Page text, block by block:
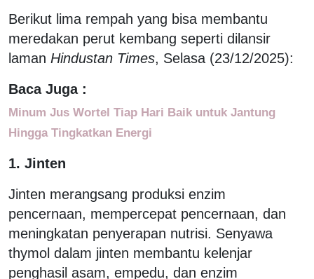
Berikut lima rempah yang bisa membantu
meredakan perut kembang seperti dilansir
laman Hindustan Times, Selasa (23/12/2025):
Baca Juga :
Minum Jus Wortel Tiap Hari Baik untuk Jantung
Hingga Tingkatkan Energi
1. Jinten
Jinten merangsang produksi enzim
pencernaan, mempercepat pencernaan, dan
meningkatan penyerapan nutrisi. Senyawa
thymol dalam jinten membantu kelenjar
penghasil asam, empedu, dan enzim